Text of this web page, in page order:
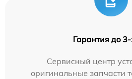
Гарантия до 3-
Сервисный центр
оригинальные запчасти